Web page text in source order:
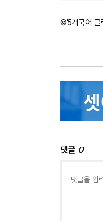
©'5개국어 글
댓글 0